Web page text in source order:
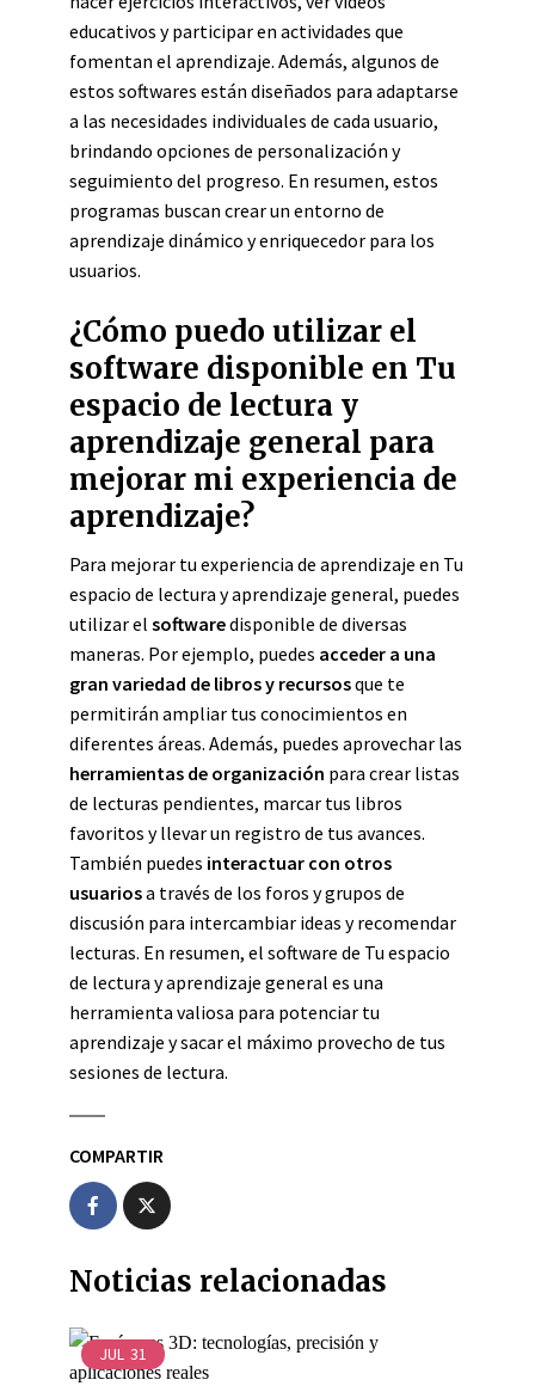
educativos y participar en actividades que
fomentan el aprendizaje. Además, algunos de
estos softwares están diseñados para adaptarse
a las necesidades individuales de cada usuario,
brindando opciones de personalización y
seguimiento del progreso. En resumen, estos
programas buscan crear un entorno de
aprendizaje dinámico y enriquecedor para los
usuarios.
¿Cómo puedo utilizar el
software disponible en Tu
espacio de lectura y
aprendizaje general para
mejorar mi experiencia de
aprendizaje?
Para mejorar tu experiencia de aprendizaje en Tu
espacio de lectura y aprendizaje general, puedes
utilizar el softwaredisponible de diversas
maneras. Por ejemplo, puedes acceder a una
gran variedad de libros y recursosque te
permitirán ampliar tus conocimientos en
diferentes áreas. Además, puedes aprovechar las
herramientas de organización para crear listas
de lecturas pendientes, marcar tus libros
favoritos y llevar un registro de tus avances.
También puedes interactuar con otros
usuariosa través de los foros y grupos de
discusión para intercambiar ideas y recomendar
lecturas. En resumen, el software de Tu espacio
de lectura y aprendizaje general es una
herramienta valiosa para potenciar tu
aprendizaje y sacar el máximo provecho de tus
sesiones de lectura.
COMPARTIR
Noticias relacionadas
JUL 31